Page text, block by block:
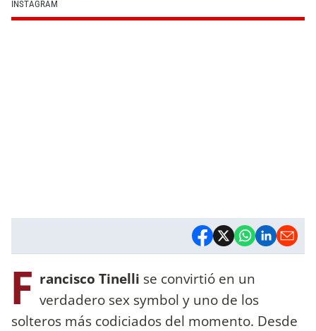
INSTAGRAM
F rancisco Tinelli se convirtió en un
verdadero sex symbol y uno de los
solteros más codiciados del momento. Desde